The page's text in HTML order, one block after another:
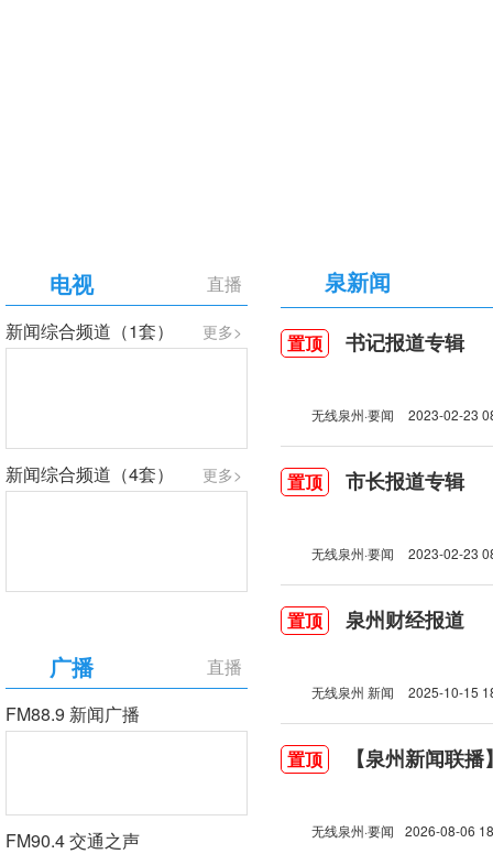
直播
电视
更多>
新闻综合频道（1套）
更多>
新闻综合频道（4套）
直播
广播
FM88.9 新闻广播
FM90.4 交通之声
泉新闻
置顶 书记报道专辑
无线泉州·要闻 2023-02-23
置顶 市长报道专辑
无线泉州·要闻 2023-02-23
置顶 泉州财经报道
无线泉州 新闻 2025-10-15
置顶 【泉州新闻联
无线泉州·要闻 2026-08-06